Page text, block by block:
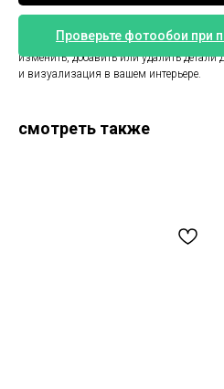
Проверьте фотообои при
Скандинавские обои в детскую.
изменить, добавить или удалить детали
и визуализация в вашем интерьере.
смотреть также